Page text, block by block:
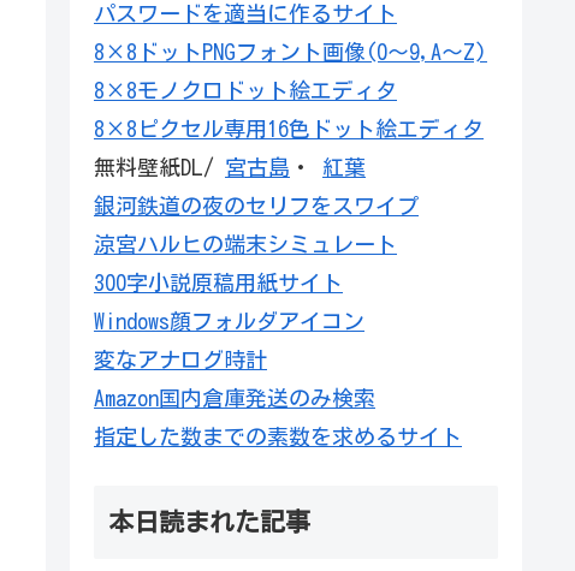
パスワードを適当に作るサイト
8×8ドットPNGフォント画像(0～9,A～Z)
8×8モノクロドット絵エディタ
8×8ピクセル専用16色ドット絵エディタ
無料壁紙DL/ 宮古島 ・ 紅葉
銀河鉄道の夜のセリフをスワイプ
涼宮ハルヒの端末シミュレート
300字小説原稿用紙サイト
Windows顔フォルダアイコン
変なアナログ時計
Amazon国内倉庫発送のみ検索
指定した数までの素数を求めるサイト
本日読まれた記事